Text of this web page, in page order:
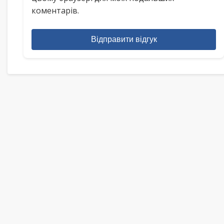
коментарів.
Відправити відгук